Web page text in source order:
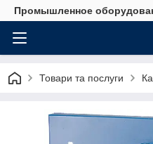
Промышленное
Товари та послуги